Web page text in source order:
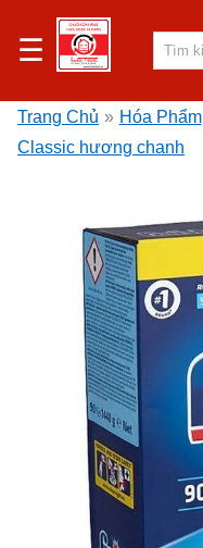
☰
Trang Chủ » Hóa Phẩm
Classic hương chanh